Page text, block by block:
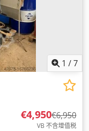
1 /7
€4,950€6,950
VB 不含增值税